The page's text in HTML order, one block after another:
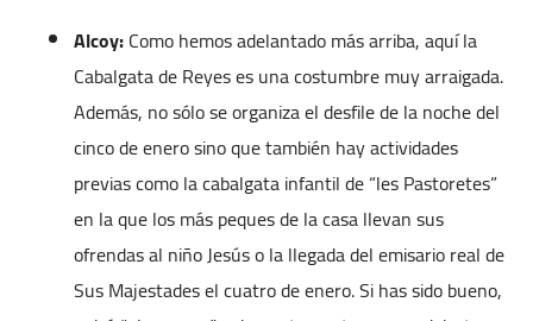
Alcoy:Como hemos adelantado más arriba, aquí la
Cabalgata de Reyes es una costumbre muy arraigada.
Además, no sólo se organiza el desfile de la noche del
cinco de enero sino que también hay actividades
previas como la cabalgata infantil de “les Pastoretes”
en la que los más peques de la casa llevan sus
ofrendas al niño Jesús o la llegada del emisario real de
Sus Majestades el cuatro de enero. Si has sido bueno,